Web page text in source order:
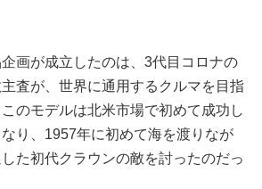
画が成立したのは、3代目コロナの
査が、世界に通用するクルマを目指
のモデルは北米市場で初めて成功し
り、1957年に初めて海を渡りなが
た初代クラウンの敵を討ったのだっ